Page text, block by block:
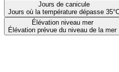
Jours de canicule
Jours où la température dépasse
Élévation niveau mer
Élévation prévue du niveau de la mer